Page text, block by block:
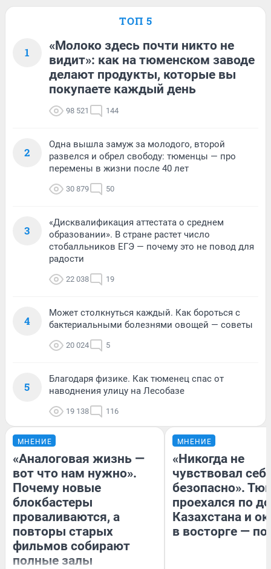
ТОП 5
1
«Молоко здесь почти никто не
видит»: как на тюменском заводе
делают продукты, которые вы
покупаете каждый день
98 521 144
2
Одна вышла замуж за молодого, второй
развелся и обрел свободу: тюменцы — про
перемены в жизни после 40 лет
30 879 50
3
«Дисквалификация аттестата о среднем
образовании». В стране растет число
стобалльников ЕГЭ — почему это не повод для
радости
22 038 19
4
Может столкнуться каждый. Как бороться с
бактериальными болезнями овощей — советы
20 024 5
5
Благодаря физике. Как тюменец спас от
наводнения улицу на Лесобазе
19 138 116
МНЕНИЕ
«Аналоговая жизнь —
вот что нам нужно».
Почему новые
блокбастеры
проваливаются, а
повторы старых
фильмов собирают
полные залы
МНЕНИЕ
«Никогда не
чувствовал
безопасно».
проехался по
Казахстана и
в восторге —